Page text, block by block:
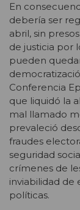
En
debería ser
abril, sin
de justicia por
pueden
Conferencia
que liquidó la
mal llamado
prevaleció
fraudes
seguridad
crímenes de
inviabilidad de
políticas.